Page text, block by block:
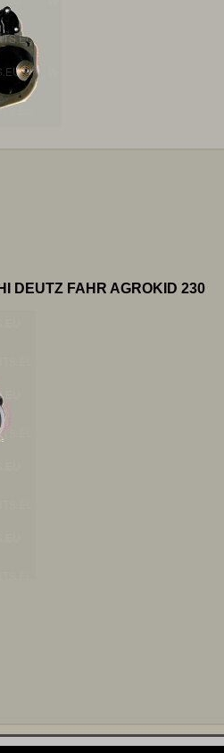
DEUTZ FAHR AGROKID 230